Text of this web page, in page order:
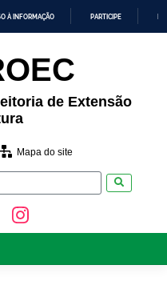
À INFORMAÇÃO PARTICIPE
de Extensão
Mapa do site